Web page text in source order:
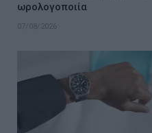
ωρολογοποιία
07/08/2026